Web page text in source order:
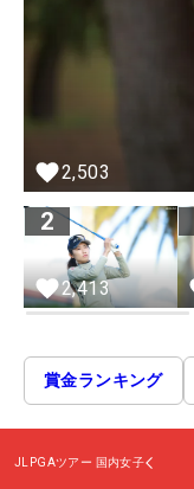
2,503
2
2,413
賞金ランキング
JLPGAツアー 国内女子